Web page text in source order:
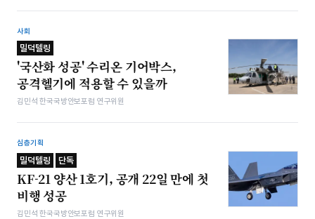
사회
밀덕텔링
'국산화 성공' 수리온 기어박스,
공격헬기에 적용할 수 있을까
김민석 한국국방안보포럼 연구위원
심층기획
밀덕텔링 단독
KF-21 양산 1호기, 공개 22일 만에 첫
비행 성공
김민석 한국국방안보포럼 연구위원